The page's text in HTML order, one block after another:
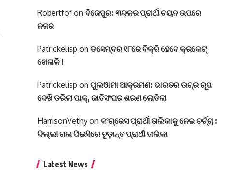
Robertfofon ବିଜେପୁର: ୩ଦଳର ପ୍ରାର୍ଥୀ ଚୟନ ଉପରେ
ନଜର
Patrickelisp on ଡସେମ୍ବର ୧୮ରେ ବିକ୍ରି ହେବେ କ୍ରକେଟ୍
ଖେଳାଳି !
Patrickelisp on ପୁଲଓାମା ଆକ୍ରମଣ: ଭାରତର ଉଗ୍ର ରୂପ
ଦେଖି ଡରିଲା ପାକ୍, ଜାତିସଂଘର ଶରଣ ଲୋଡିଲା
HarrisonVethyon କଂଗ୍ରେସ ପ୍ରାର୍ଥୀ ତାଲିକାକୁ ନେଇ ଚର୍ଚ୍ଚା :
ଦିଲ୍ଲୀ ଗଲା ପିଇସିରେ ଚୂଡ଼ାନ୍ତ ପ୍ରାର୍ଥୀ ତାଲିକା
Latest News